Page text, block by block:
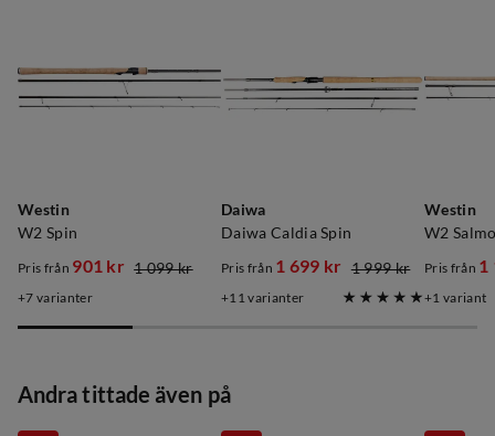
Westin
W2 Spin
discounted
Pris från 901 kr
original
1 099 kr
7 varianter
Daiwa
Daiwa Caldia Spin
discounted
Pris från 1 699 kr
original
1 999 kr
11 varianter
Westin
W2
Pris från 1
original
1 variant
Andra tittade även på